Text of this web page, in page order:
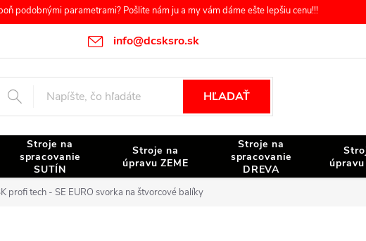
podobnými parametrami? Pošlite nám ju a my vám dáme ešte lepšiu cenu!!!
info@dcsksro.sk
údajov Reklamačné podmienky Odstúpenie od zmluvy
HĽADAŤ
Stroje na
spracovanie
SUTÍN
Stroje na
úpravu ZEME
Stroje na
spracovanie
DREVA
profi tech - SE EURO svorka na štvorcové balíky